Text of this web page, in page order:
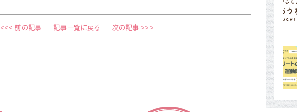
<<< 前の記事 記事一覧に戻る 次の記事 >>>